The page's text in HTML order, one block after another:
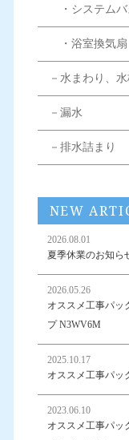
・システムバ
・浴室換気扇
－水まわり、
－漏水
－排水詰まり
NEW
2026.08.01
夏季休業のお知ら
2026.05.26
オススメ工事パッ
プ N3WV6M
2025.10.17
オススメ工事パッ
2023.06.10
オススメ工事パ